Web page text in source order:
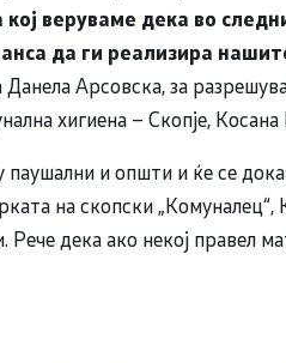
кој веруваме дека во
да ги реализира
Данела Арсовска, за
хигиена – Скопје,
паушални и општи и ќе се
на скопски
Рече дека ако некој правел